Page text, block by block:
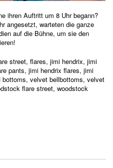
ihren Auftritt um 8 Uhr begann?
angesetzt, warteten die ganze
auf die Bühne, um sie den
street, flares, jimi hendrix, jimi
pants, jimi hendrix flares, jimi
bottoms, velvet bellbottoms, velvet
flare street, woodstock